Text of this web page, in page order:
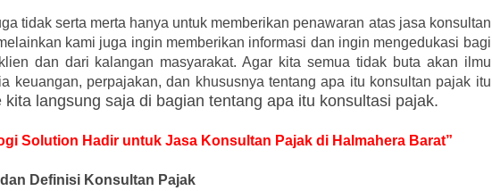
tidak serta merta hanya untuk memberikan penawaran atas jasa konsultan
kami juga ingin memberikan informasi dan ingin mengedukasi bagi
dan dari kalangan masyarakat. Agar kita semua tidak buta akan ilmu
keuangan, perpajakan, dan khususnya tentang apa itu konsultan pajak itu
kita langsung saja di bagian tentang apa itu konsultasi pajak.
Solution Hadir untuk Jasa Konsultan Pajak di Halmahera Barat”
Definisi Konsultan Pajak